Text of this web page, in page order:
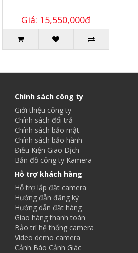
Giá: 15,550,000đ
Chính sách công ty
Giới thiệu công ty
Chính sách đổi trả
Chính sách bảo mật
Chính sách bảo hành
Điều Kiện Giao Dịch
Bản đồ công ty Kamera
Hỗ trợ khách hàng
Hỗ trợ lắp đặt camera
Hướng đẫn đăng ký
Hướng dẫn đặt hàng
Giao hàng thanh toán
Bảo trì hệ thống camera
Video demo camera
Cảnh Báo Cảnh Giác